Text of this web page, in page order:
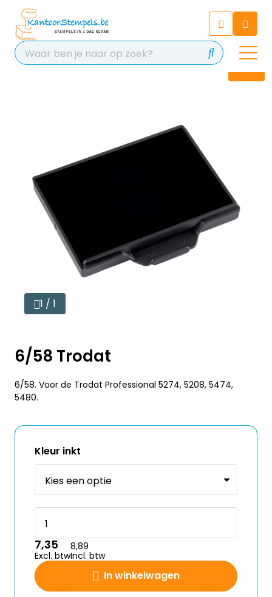
Chat 24/7 met onze chatbot
voor hulp
Contact
1 / 1
6/58 Trodat
6/58. Voor de Trodat Professional 5274, 5208, 5474,
5480.
Kleur inkt
In winkelwagen
7,35
Excl. btw
8,89
Incl. btw